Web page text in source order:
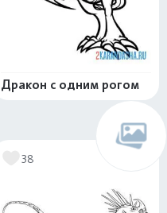
Дракон с одним рогом
38